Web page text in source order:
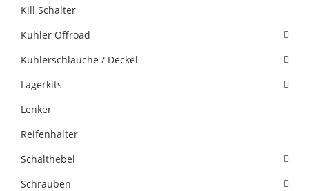
Kill Schalter
Kühler Offroad
Kühlerschläuche / Deckel
Lagerkits
Lenker
Reifenhalter
Schalthebel
Schrauben